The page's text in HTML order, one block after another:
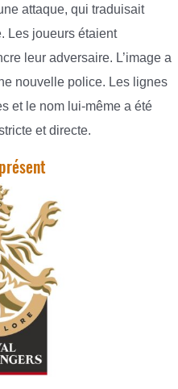
attaque, qui traduisait
Les joueurs étaient
leur adversaire. L’image a
nouvelle police. Les lignes
et le nom lui-même a été
et directe.